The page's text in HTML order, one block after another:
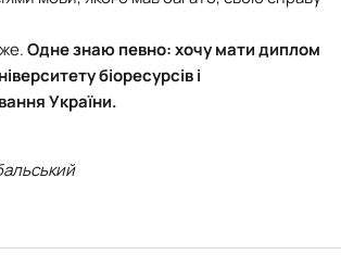
Одне знаю певно: хочу мати диплом
біоресурсів і
України.